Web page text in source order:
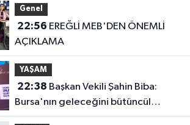
Genel
22:56
AÇIKLAMA
YAŞAM
22:38
Bursa'nın geleceğini bütüncül
anlayışla planlıyoruz